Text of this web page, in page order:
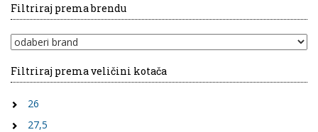
Filtriraj prema brendu
Filtriraj prema veličini kotača
26
27,5